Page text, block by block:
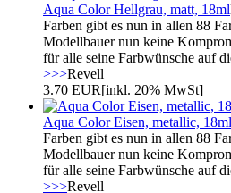
Aqua Color Hellgrau, matt, 18ml
Farben gibt es nun in allen 88
Modellbauer nun keine
für alle seine Farbwünsche auf
>>>Revell
3.70 EUR[inkl. 20% MwSt]
Aqua Color Eisen, metallic, 18ml
Farben gibt es nun in allen 88
Modellbauer nun keine
für alle seine Farbwünsche auf
>>>Revell